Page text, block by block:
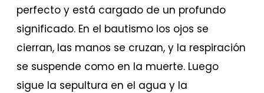
perfecto y está cargado de un profundo
significado. En el bautismo los ojos se
cierran, las manos se cruzan, y la respiración
se suspende como en la muerte. Luego
sigue la sepultura en el agua y la